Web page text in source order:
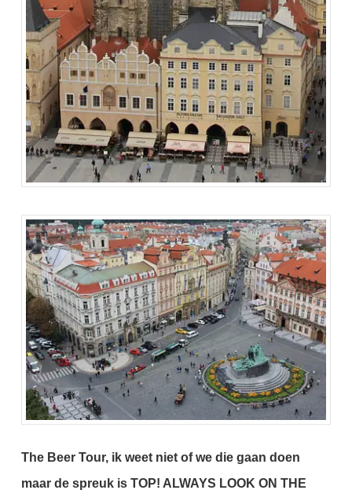
The Beer Tour, ik weet niet of we die gaan doen
maar de spreuk is TOP! ALWAYS LOOK ON THE